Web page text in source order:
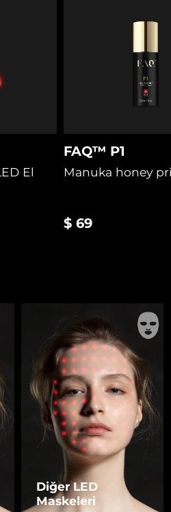
El
FAQ™ P1
Manuka honey
$ 69
Diğer LED
Maskeleri